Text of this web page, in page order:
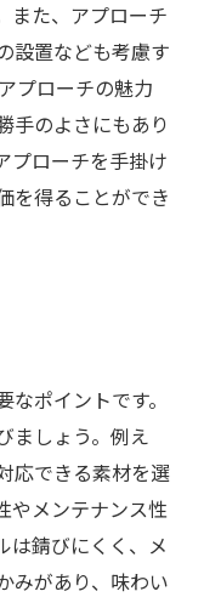
また、アプローチ
設置なども考慮す
プローチの魅力
手のよさにもあり
プローチを手掛け
を得ることができ
ポイントです。
ましょう。例え
応できる素材を選
やメンテナンス性
は錆びにくく、メ
みがあり、味わい